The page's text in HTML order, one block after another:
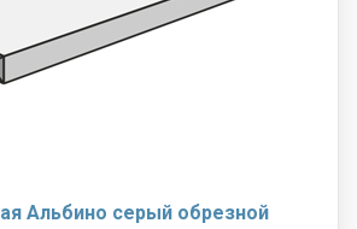
Альбино серый обрезной